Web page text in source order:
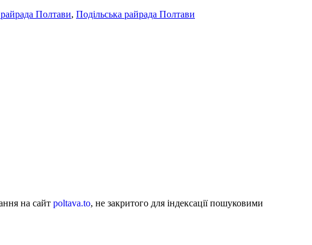
Полтави, Подільська райрада Полтави
на сайт poltava.to, не закритого для індексації пошуковими